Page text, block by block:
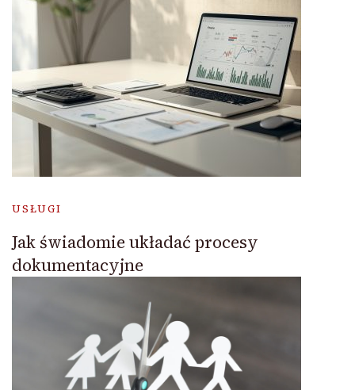
USŁUGI
Jak świadomie układać procesy
dokumentacyjne